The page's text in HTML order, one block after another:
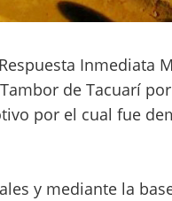
Inmediata
de Tacuarí
por el cual fue
y mediante la